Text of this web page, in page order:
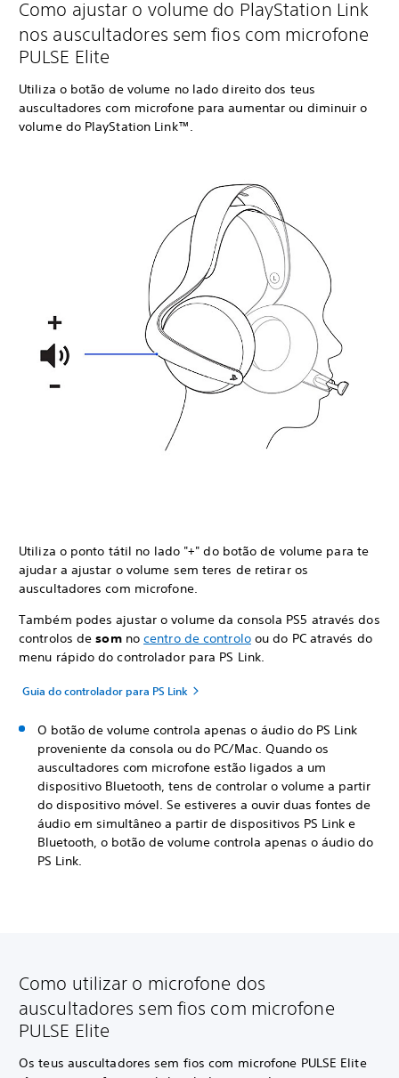
Como ajustar o volume do PlayStation Link
nos auscultadores sem fios com microfone
PULSE Elite
Utiliza o botão de volume no lado direito dos teus
auscultadores com microfone para aumentar ou diminuir o
volume do PlayStation Link™.
Utiliza o ponto tátil no lado "+" do botão de volume para te
ajudar a ajustar o volume sem teres de retirar os
auscultadores com microfone.
Também podes ajustar o volume da consola PS5 através dos
controlos desom nocentro de controloou do PC através do
menu rápido do controlador para PS Link.
Guia do controlador para PS Link
O botão de volume controla apenas o áudio do PS Link
proveniente da consola ou do PC/Mac. Quando os
auscultadores com microfone estão ligados a um
dispositivo Bluetooth, tens de controlar o volume a partir
do dispositivo móvel. Se estiveres a ouvir duas fontes de
áudio em simultâneo a partir de dispositivos PS Link e
Bluetooth, o botão de volume controla apenas o áudio do
PS Link.
Como utilizar o microfone dos
auscultadores sem fios com microfone
PULSE Elite
Os teus auscultadores sem fios com microfone PULSE Elite